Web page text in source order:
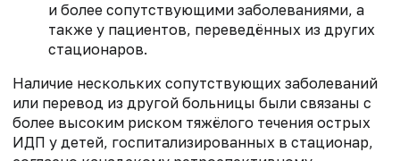
и более сопутствующими заболеваниями, а
также у пациентов, переведённых из других
стационаров.
Наличие нескольких сопутствующих заболеваний
или перевод из другой больницы были связаны с
более высоким риском тяжёлого течения острых
ИДП у детей, госпитализированных в стационар,